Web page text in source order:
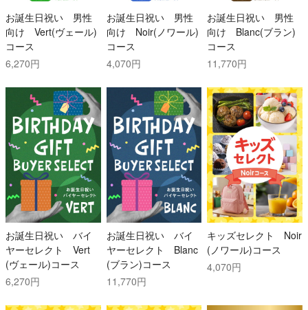
お誕生日祝い 男性
向け Vert(ヴェール)
コース
6,270円
お誕生日祝い 男性
向け Noir(ノワール)
コース
4,070円
お誕生日祝い 男性
向け Blanc(ブラン)
コース
11,770円
お誕生日祝い バイ
ヤーセレクト Vert
(ヴェール)コース
6,270円
お誕生日祝い バイ
ヤーセレクト Blanc
(ブラン)コース
11,770円
キッズセレクト Noir
(ノワール)コース
4,070円